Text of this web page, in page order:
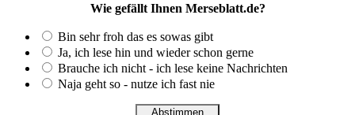
Wie gefällt Ihnen Merseblatt.de?
Bin sehr froh das es sowas gibt
Ja, ich lese hin und wieder schon gerne
Brauche ich nicht - ich lese keine Nachrichten
Naja geht so - nutze ich fast nie